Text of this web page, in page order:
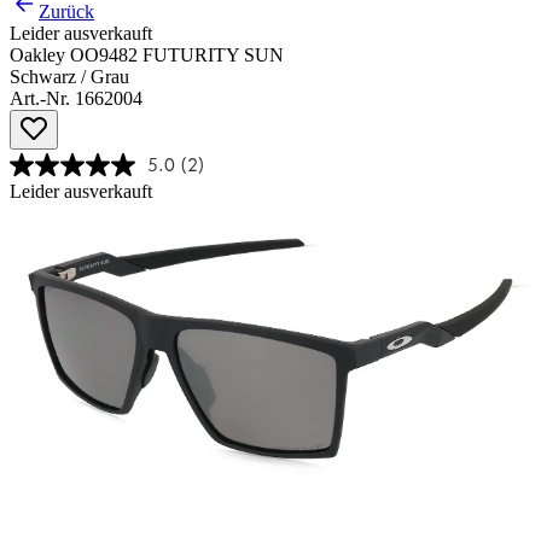
Zurück
Leider ausverkauft
Oakley OO9482 FUTURITY SUN
Schwarz / Grau
Art.-Nr. 1662004
5.0 (2)
Leider ausverkauft